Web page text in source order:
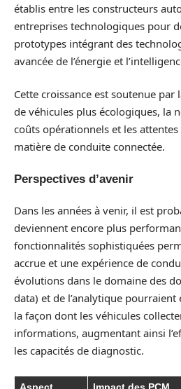
établis entre les constructeurs
entreprises technologiques pour
prototypes intégrant des
avancée de l’énergie et
Cette croissance est soutenue par
de véhicules plus écologiques, la
coûts opérationnels et les
matière de conduite connectée.
Perspectives d’avenir
Dans les années à venir, il est
deviennent encore plus
fonctionnalités sophistiquées
accrue et une expérience de
évolutions dans le domaine des
data) et de l’analytique
la façon dont les véhicules
informations, augmentant ainsi
les capacités de diagnostic.
Aspect Impact des PCM